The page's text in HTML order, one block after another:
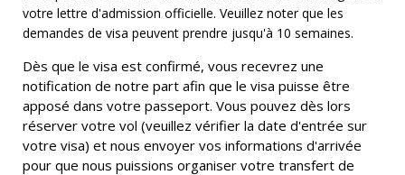
votre lettre d'admission officielle. Veuillez noter que les
demandes de visa peuvent prendre jusqu'à 10 semaines.
Dès que le visa est confirmé, vous recevrez une
notification de notre part afin que le visa puisse être
apposé dans votre passeport. Vous pouvez dès lors
réserver votre vol (veuillez vérifier la date d'entrée sur
votre visa) et nous envoyer vos informations d'arrivée
pour que nous puissions organiser votre transfert de